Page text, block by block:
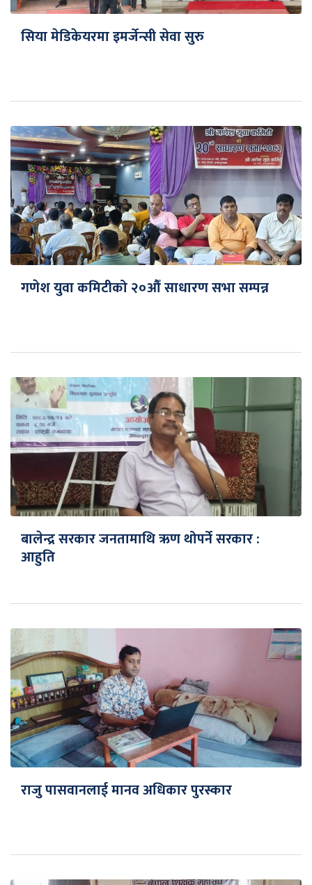
सिया मेडिकेयरमा इमर्जेन्सी सेवा सुरु
गणेश युवा कमिटीको २०औँ साधारण सभा सम्पन्न
बालेन्द्र सरकार जनतामाथि ऋण थोपर्ने सरकार :
आहुति
राजु पासवानलाई मानव अधिकार पुरस्कार